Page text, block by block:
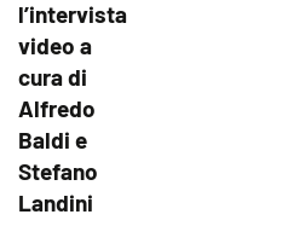
l’intervista
video a
cura di
Alfredo
Baldi e
Stefano
Landini